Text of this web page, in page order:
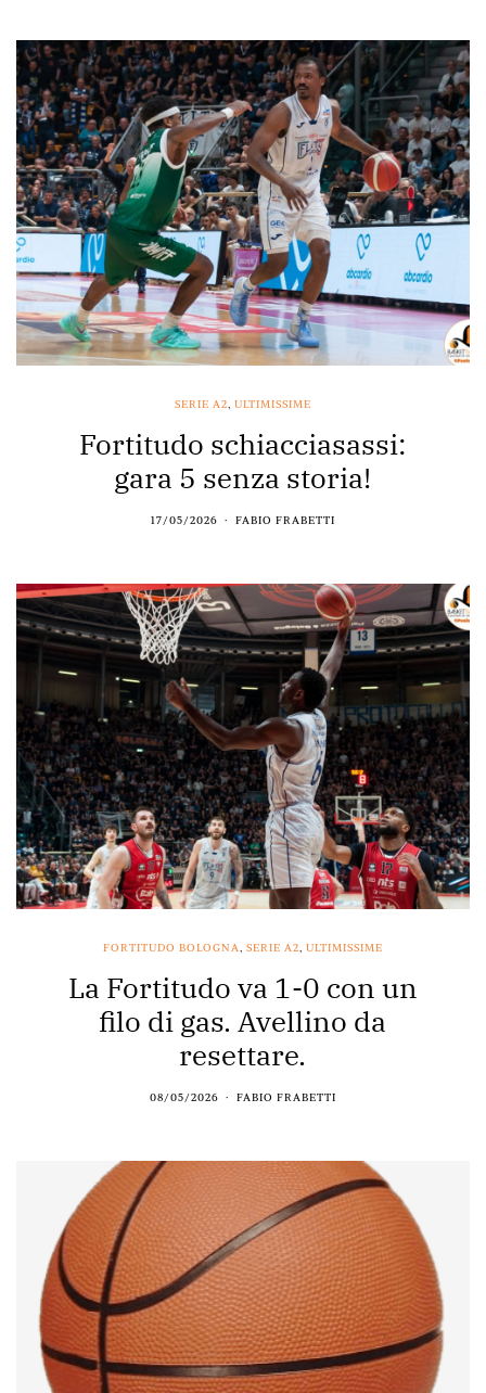
SERIE A2, ULTIMISSIME
Fortitudo schiacciasassi:
gara 5 senza storia!
17/05/2026 FABIO FRABETTI
FORTITUDO BOLOGNA, SERIE A2, ULTIMISSIME
La Fortitudo va 1-0 con un
filo di gas. Avellino da
resettare.
08/05/2026 FABIO FRABETTI